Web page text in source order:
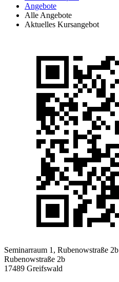
Angebote
Alle Angebote
Aktuelles Kursangebot
Seminarraum 1, Rubenowstraße 2b
Rubenowstraße 2b
17489 Greifswald